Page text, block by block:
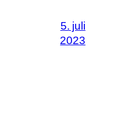
5. juli
2023